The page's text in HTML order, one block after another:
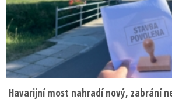
Havarijní most nahradí nový, zabrání